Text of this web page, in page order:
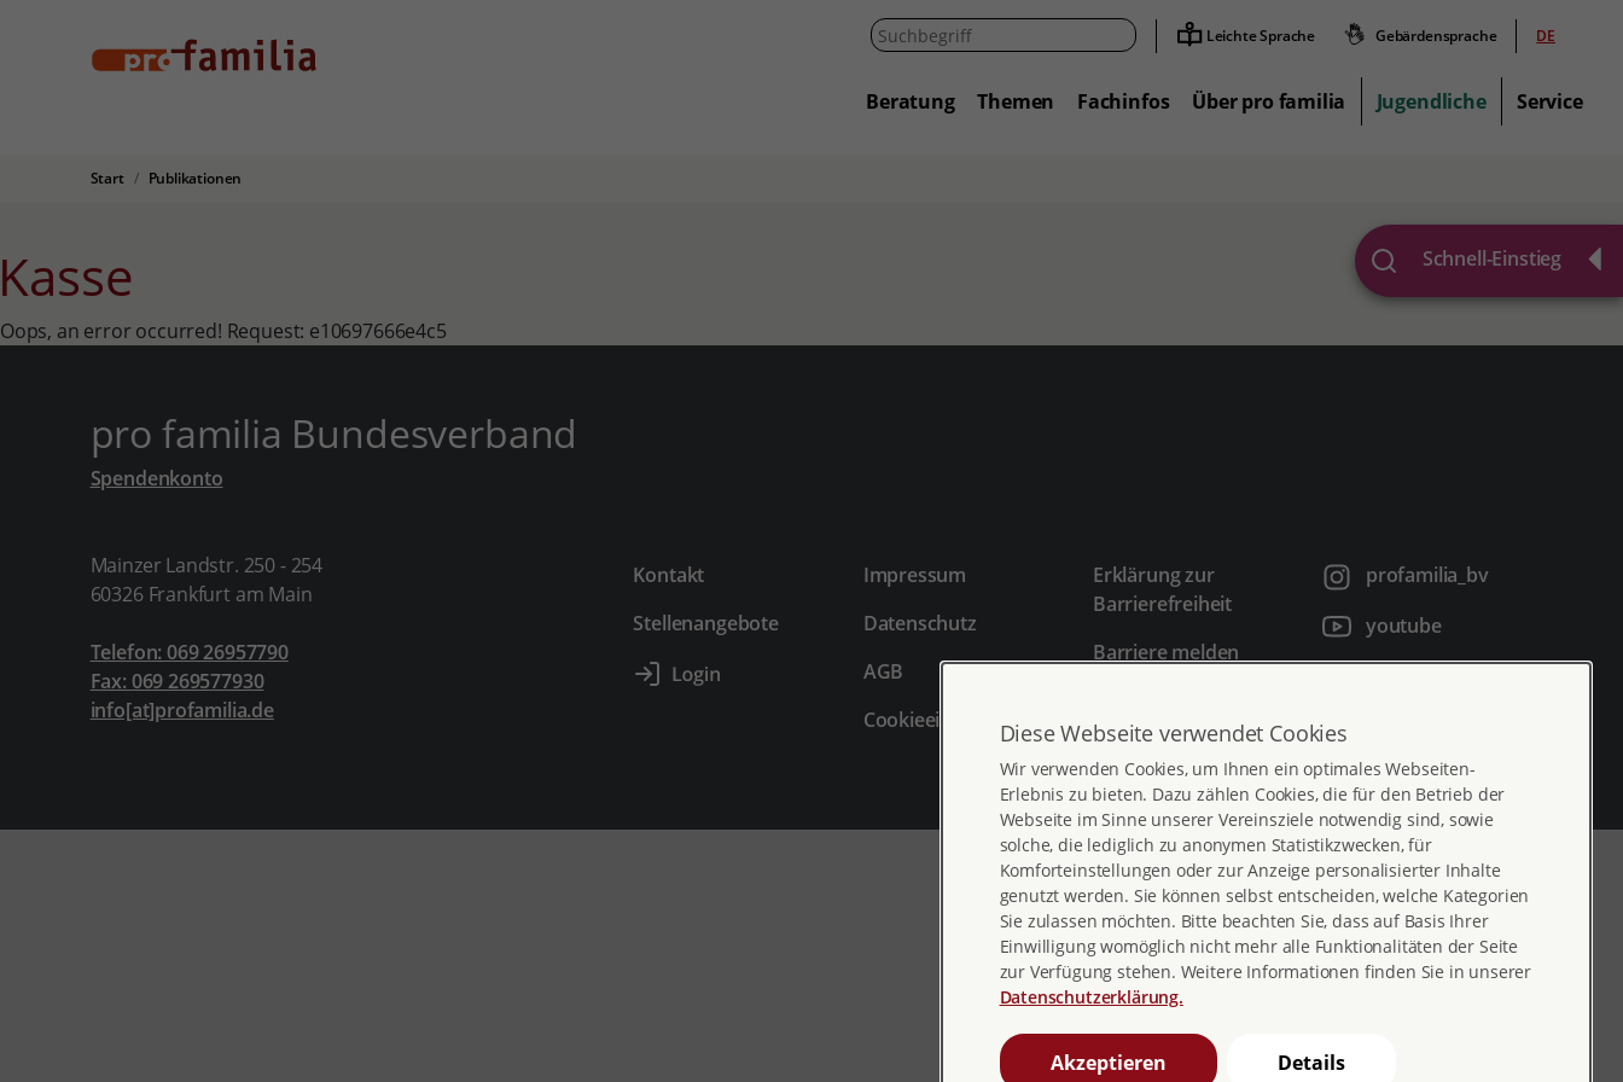
Suche
Leichte Sprache Gebärdensprache DE
Beratung Themen Fachinfos Über pro familia Jugendliche Service
Start Publikationen
Schnell-Einstieg
Kasse
Oops, an error occurred! Request: e10697666e4c5
pro familia Bundesverband
Spendenkonto
Mainzer Landstr. 250 - 254
60326 Frankfurt am Main
Telefon: 069 26957790
Fax: 069 269577930
info[at]profamilia.de
Kontakt
Stellenangebote
Impressum
Datenschutz
AGB
Cookieeinstellungen
Erklärung zur
Barrierefreiheit
Barriere melden
profamilia_bv
youtube
Diese Webseite verwendet Cookies
Wir verwenden Cookies, um Ihnen ein optimales Webseiten-
Erlebnis zu bieten. Dazu zählen Cookies, die für den Betrieb der
Webseite im Sinne unserer Vereinsziele notwendig sind, sowie
solche, die lediglich zu anonymen Statistikzwecken, für
Komforteinstellungen oder zur Anzeige personalisierter Inhalte
genutzt werden. Sie können selbst entscheiden, welche Kategorien
Sie zulassen möchten. Bitte beachten Sie, dass auf Basis Ihrer
Einwilligung womöglich nicht mehr alle Funktionalitäten der Seite
zur Verfügung stehen. Weitere Informationen finden Sie in unserer
Datenschutzerklärung.
Akzeptieren Details